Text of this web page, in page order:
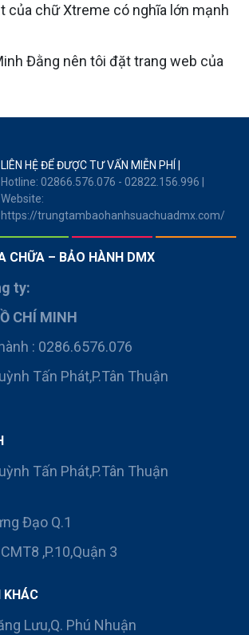
của chữ Xtreme có nghĩa lớn mạnh
Đằng nên tôi đặt trang web của
LIÊN HỆ ĐỂ ĐƯỢC TƯ VẤN MIỄN PHÍ
Hotline: 02866.576.076 - 02822.156.996
Website:
https://trungtambaohanhsuachuadmx.com/
CHỮA – BẢO HÀNH DMX
ty:
CHÍ MINH
: 0286.6576.076
Tấn Phát,P.Tân Thuận
Tấn Phát,P.Tân Thuận
Đạo Q.1
,P.10,Quận 3
KHÁC
Lưu,Q. Phú Nhuận